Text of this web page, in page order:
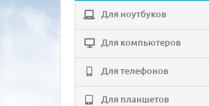
Для ноутбуков
Для компьютеров
Для телефонов
Для планшетов